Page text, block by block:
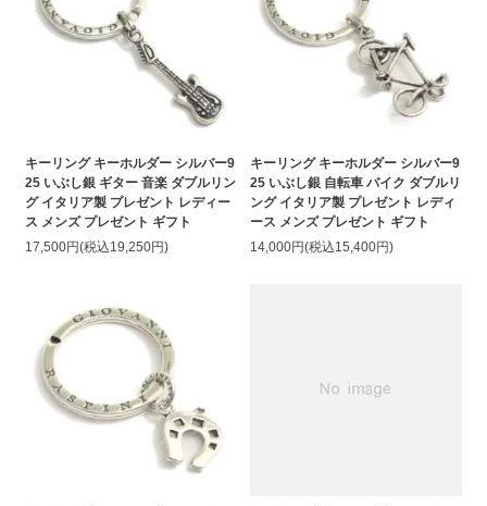
キーリング キーホルダー シルバー9
25 いぶし銀 ギター 音楽 ダブルリン
グ イタリア製 プレゼント レディー
ス メンズ プレゼント ギフト
17,500円(税込19,250円)
キーリング キーホルダー シルバー9
25 いぶし銀 自転車 バイク ダブルリ
ング イタリア製 プレゼント レディ
ース メンズ プレゼント ギフト
14,000円(税込15,400円)